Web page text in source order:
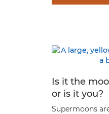
Is it the
or is it you?
Supermoons